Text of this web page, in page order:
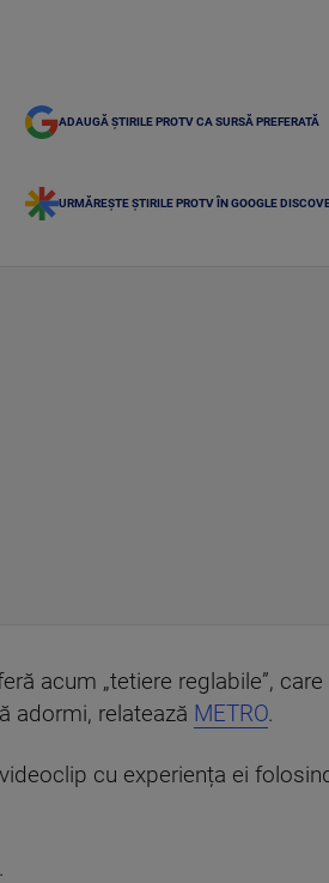
ADAUGĂ ȘTIRILE PROTV CA SURSĂ PREFERATĂ
URMĂREȘTE ȘTIRILE PROTV ÎN GOOGLE
acum „tetiere reglabile”,
adormi, relatează METRO.
cu experiența ei